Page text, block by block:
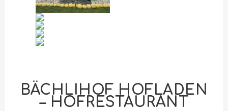
BÄCHLIHOF HOFLADEN
– HOFRESTAURANT